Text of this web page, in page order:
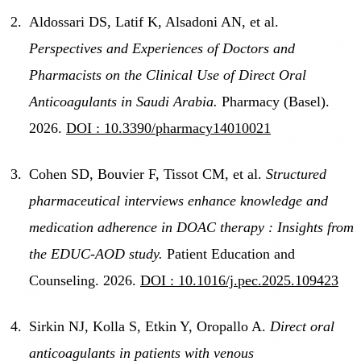
Aldossari DS, Latif K, Alsadoni AN, et al.
Perspectives and Experiences of Doctors and
Pharmacists on the Clinical Use of Direct Oral
Anticoagulants in Saudi Arabia. Pharmacy (Basel).
2026. DOI : 10.3390/pharmacy14010021
Cohen SD, Bouvier F, Tissot CM, et al. Structured
pharmaceutical interviews enhance knowledge and
medication adherence in DOAC therapy : Insights from
the EDUC-AOD study. Patient Education and
Counseling. 2026. DOI : 10.1016/j.pec.2025.109423
Sirkin NJ, Kolla S, Etkin Y, Oropallo A. Direct oral
anticoagulants in patients with venous